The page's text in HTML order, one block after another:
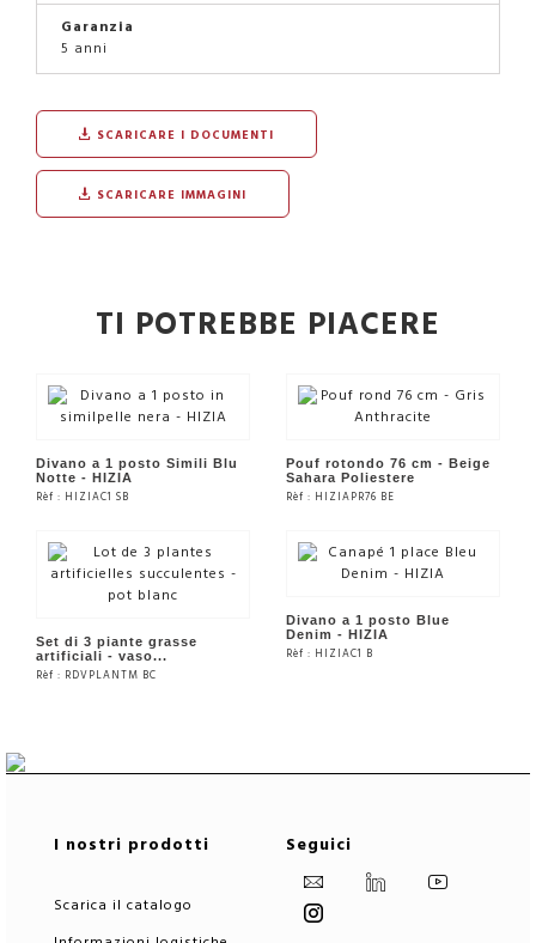
Garanzia
5 anni
SCARICARE I DOCUMENTI
SCARICARE IMMAGINI
TI POTREBBE PIACERE
VEDERE IL PRODOTTO
Divano a 1 posto Simili Blu
Notte - HIZIA
Rèf : HIZIAC1 SB
VEDERE IL PRODOTTO
Pouf rotondo 76 cm - Beige
Sahara Poliestere
Rèf : HIZIAPR76 BE
Set di 3 piante grasse
artificiali - vaso...
Rèf : RDVPLANTM BC
Divano a 1 posto Blue
Denim - HIZIA
Rèf : HIZIAC1 B
I nostri prodotti
Scarica il catalogo
Seguici